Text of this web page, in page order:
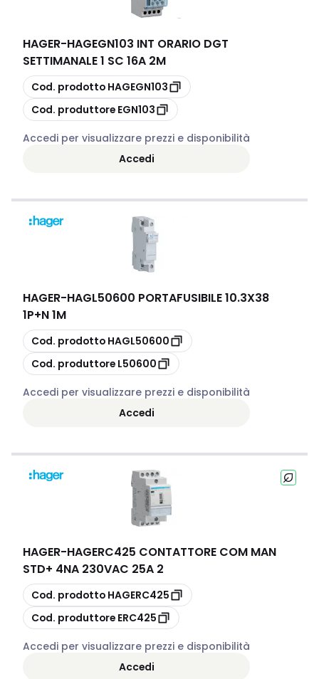
HAGER-HAGEGN103 INT ORARIO DGT
SETTIMANALE 1 SC 16A 2M
copia
Cod. prodotto HAGEGN103
copia
Cod. produttore EGN103
Accedi per visualizzare prezzi e disponibilità
Accedi
HAGER-HAGL50600 PORTAFUSIBILE 10.3X38
1P+N 1M
copia
Cod. prodotto HAGL50600
copia
Cod. produttore L50600
Accedi per visualizzare prezzi e disponibilità
Accedi
HAGER-HAGERC425 CONTATTORE COM MAN
STD+ 4NA 230VAC 25A 2
copia
Cod. prodotto HAGERC425
copia
Cod. produttore ERC425
Accedi per visualizzare prezzi e disponibilità
Accedi